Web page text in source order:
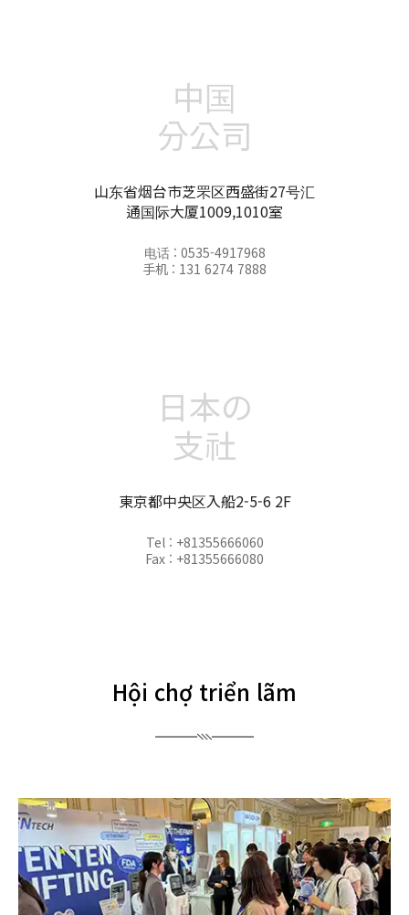
中国
分公司
山东省烟台市芝罘区西盛街27号汇
通国际大厦1009,1010室
电话 : 0535-4917968
手机 : 131 6274 7888
日本の
支社
東京都中央区入船2-5-6 2F
Tel : +81355666060
Fax : +81355666080
Hội chợ triển lãm